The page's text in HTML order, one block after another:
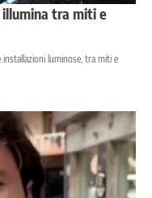
illumina tra miti e
installazioni luminose, tra miti e